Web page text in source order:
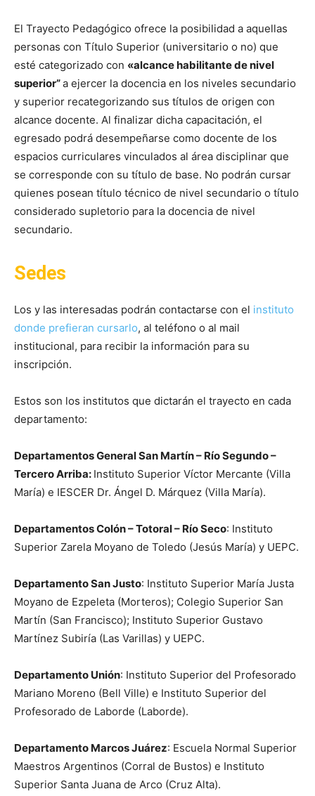
El Trayecto Pedagógico ofrece la posibilidad a aquellas
personas con Título Superior (universitario o no) que
esté categorizado con «alcance habilitante de nivel
superior”a ejercer la docencia en los niveles secundario
y superior recategorizando sus títulos de origen con
alcance docente. Al finalizar dicha capacitación, el
egresado podrá desempeñarse como docente de los
espacios curriculares vinculados al área disciplinar que
se corresponde con su título de base. No podrán cursar
quienes posean título técnico de nivel secundario o título
considerado supletorio para la docencia de nivel
secundario.
Sedes
Los y las interesadas podrán contactarse con el instituto
donde prefieran cursarlo, al teléfono o al mail
institucional, para recibir la información para su
inscripción.
Estos son los institutos que dictarán el trayecto en cada
departamento:
Departamentos General San Martín – Río Segundo –
Tercero Arriba: Instituto Superior Víctor Mercante (Villa
María) e IESCER Dr. Ángel D. Márquez (Villa María).
Departamentos Colón – Totoral – Río Seco: Instituto
Superior Zarela Moyano de Toledo (Jesús María) y UEPC.
Departamento San Justo: Instituto Superior María Justa
Moyano de Ezpeleta (Morteros); Colegio Superior San
Martín (San Francisco); Instituto Superior Gustavo
Martínez Subiría (Las Varillas) y UEPC.
Departamento Unión: Instituto Superior del Profesorado
Mariano Moreno (Bell Ville) e Instituto Superior del
Profesorado de Laborde (Laborde).
Departamento Marcos Juárez: Escuela Normal Superior
Maestros Argentinos (Corral de Bustos) e Instituto
Superior Santa Juana de Arco (Cruz Alta).